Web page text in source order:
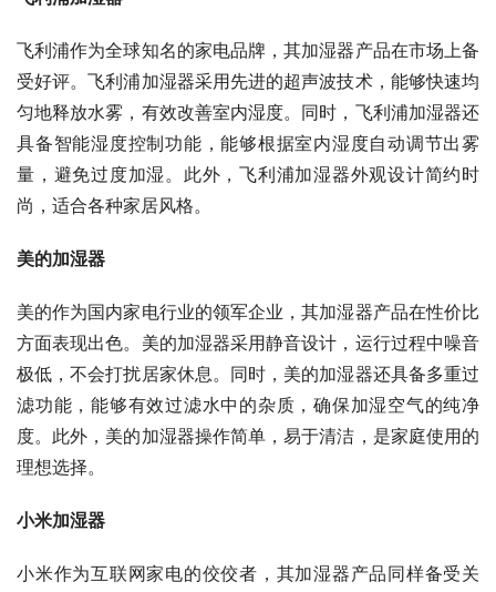
飞利浦作为全球知名的家电品牌，其加湿器产品在市场上备
受好评。飞利浦加湿器采用先进的超声波技术，能够快速均
匀地释放水雾，有效改善室内湿度。同时，飞利浦加湿器还
具备智能湿度控制功能，能够根据室内湿度自动调节出雾
量，避免过度加湿。此外，飞利浦加湿器外观设计简约时
尚，适合各种家居风格。
美的加湿器
美的作为国内家电行业的领军企业，其加湿器产品在性价比
方面表现出色。美的加湿器采用静音设计，运行过程中噪音
极低，不会打扰居家休息。同时，美的加湿器还具备多重过
滤功能，能够有效过滤水中的杂质，确保加湿空气的纯净
度。此外，美的加湿器操作简单，易于清洁，是家庭使用的
理想选择。
小米加湿器
小米作为互联网家电的佼佼者，其加湿器产品同样备受关